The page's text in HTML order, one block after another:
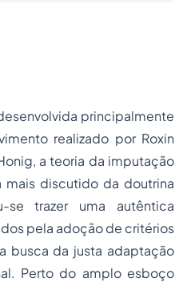
principalmente
realizado por Roxin
a teoria da imputação
discutido da doutrina
se trazer uma autêntica
pela adoção de critérios
busca da justa adaptação
Perto do amplo esboço